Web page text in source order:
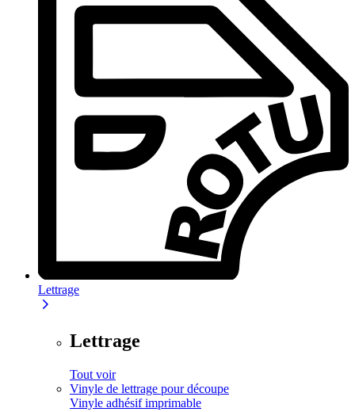
Lettrage
Lettrage
Tout voir
Vinyle de lettrage pour découpe
Vinyle adhésif imprimable